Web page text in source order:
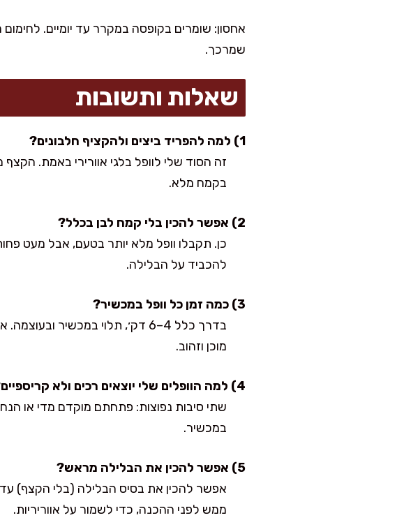
אחסון: שומרים בקופסה במקרר עד יומיים.
שמרכך.
שאלות ותשובות
1) למה להפריד ביצים ולהקציף חלבונים?
זה הסוד שלי לוופל בלגי אוורירי באמת.
בקמח מלא.
2) אפשר להכין בלי קמח לבן בכלל?
כן. תקבלו וופל מלא יותר בטעם, אבל מעט
להכביד על הבלילה.
3) כמה זמן כל וופל במכשיר?
בדרך כלל 4–6 דק׳, תלוי
מוכן וזהוב.
4) למה הוופלים שלי יוצאים רכים ולא קריספיים?
שתי סיבות נפוצות: פתחתם מוקדם מדי או
במכשיר.
5) אפשר להכין את הבלילה מראש?
אפשר להכין את בסיס הבלילה (בלי הקצף)
ממש לפני ההכנה, כדי לשמור על אווריריות.